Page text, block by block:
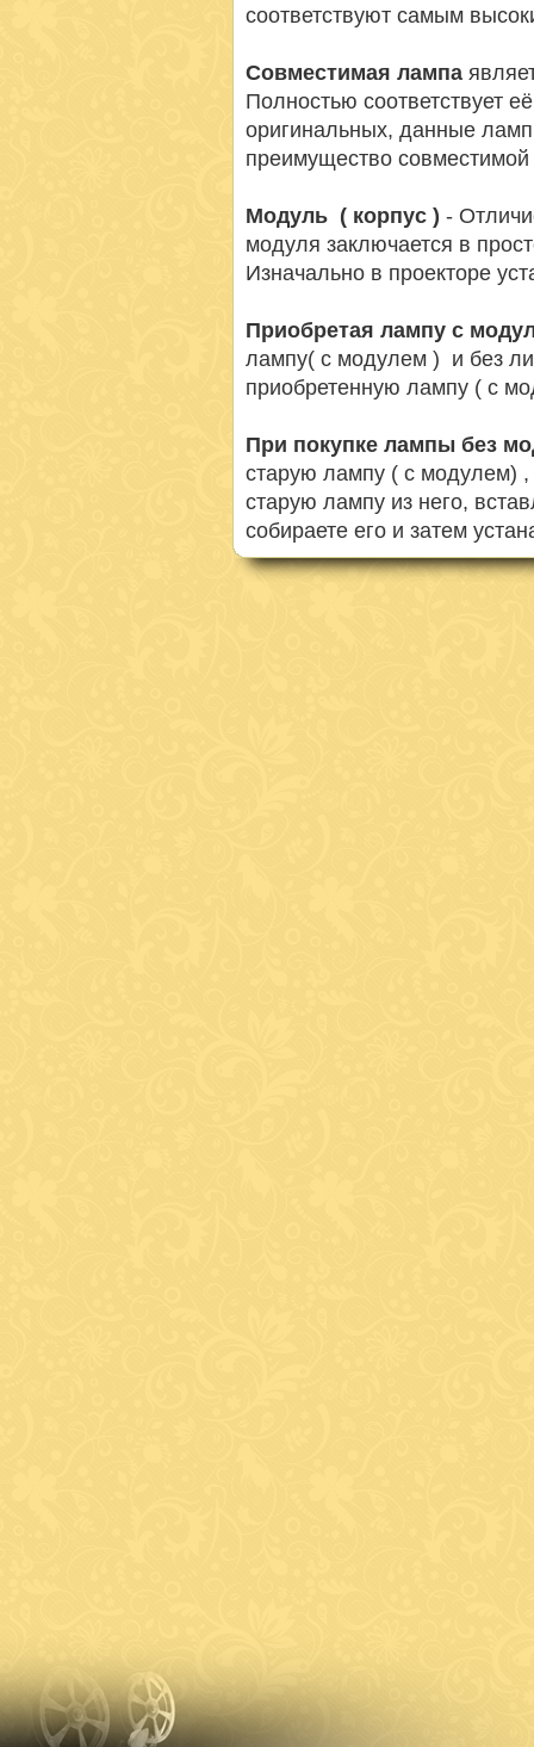
соответствуют самым
Совместимая лампа
Полностью соответствует
оригинальных, данные
преимущество
Модуль ( корпус ) -
модуля заключается в
Изначально в проекторе
Приобретая лампу с
лампу( с модулем ) и без
приобретенную лампу ( с
При покупке лампы без
старую лампу ( с модулем) ,
старую лампу из него,
собираете его и затем